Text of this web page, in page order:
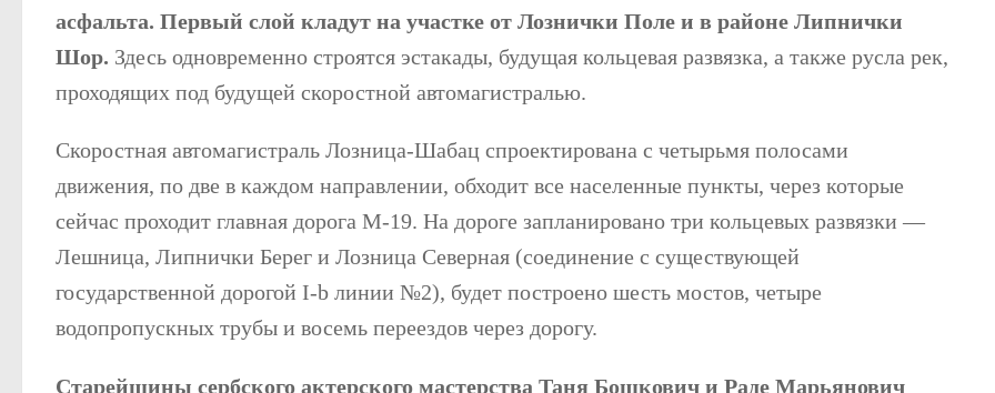
асфальта. Первый слой кладут на участке от Лознички Поле и в районе Липнички
Шор. Здесь одновременно строятся эстакады, будущая кольцевая развязка, а также русла рек,
проходящих под будущей скоростной автомагистралью.
Скоростная автомагистраль Лозница-Шабац спроектирована с четырьмя полосами
движения, по две в каждом направлении, обходит все населенные пункты, через которые
сейчас проходит главная дорога М-19. На дороге запланировано три кольцевых развязки —
Лешница, Липнички Берег и Лозница Северная (соединение с существующей
государственной дорогой I-b линии №2), будет построено шесть мостов, четыре
водопропускных трубы и восемь переездов через дорогу.
Старейшины сербского актерского мастерства Таня Бошкович и Раде Марьянович